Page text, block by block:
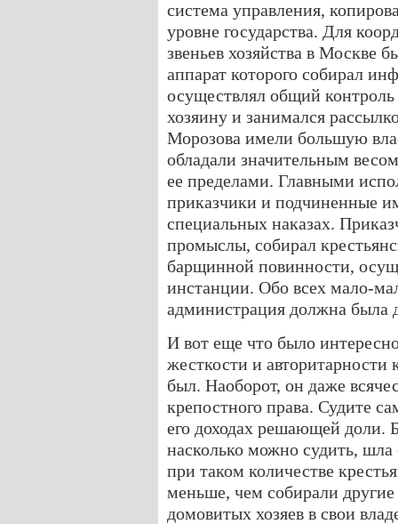
система управления,
уровне государства. Для
звеньев хозяйства в Москве
аппарат которого собирал
осуществлял общий контроль
хозяину и занимался
Морозова имели большую
обладали значительным
ее пределами. Главными
приказчики и подчиненные
специальных наказах.
промыслы, собирал
барщинной повинности,
инстанции. Обо всех мало-
администрация должна была
И вот еще что было
жесткости и
был. Наоборот, он даже
крепостного права. Судите
его доходах решающей доли.
насколько можно судить,
при таком количестве
меньше, чем собирали
домовитых хозяев в свои